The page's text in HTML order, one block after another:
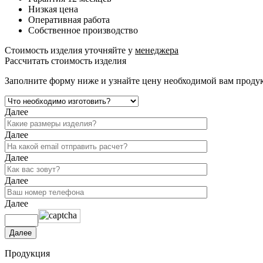
Низкая цена
Оперативная работа
Собственное производство
Стоимость изделия уточняйте у менеджера
Рассчитать стоимость изделия
Заполните форму ниже и узнайте цену необходимой вам
Далее
Далее
Далее
Далее
Далее
Продукция